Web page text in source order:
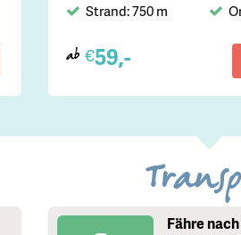
Strand: 750 m
ab €59,-
Fähre